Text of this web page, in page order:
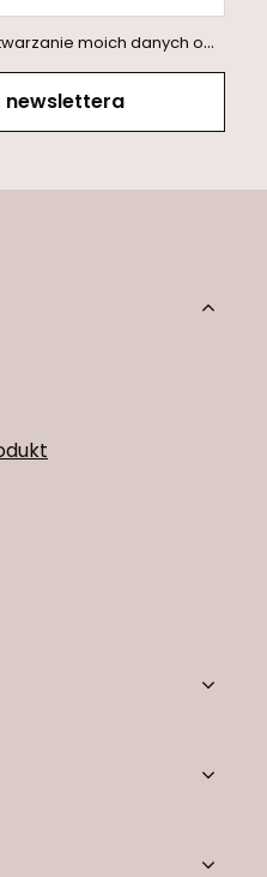
potrzeby wysyłki newslettera z informacją handlową (marketing). Więcej w
newslettera